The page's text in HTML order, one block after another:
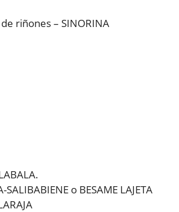
riñones – SINORINA
SALIBABIENE o BESAME LAJETA